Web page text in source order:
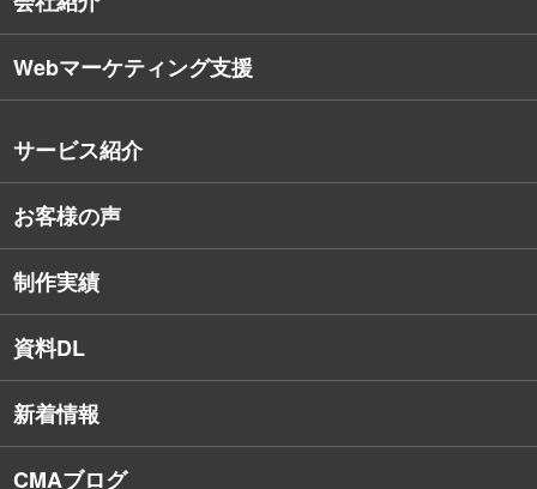
会社概要
デザイナー・エンジニア紹介
社員保有資格
Webマーケティング支援
サービス紹介
戦略的Webサイト制作
インターネット広告
SEO対策
Webアプリケーション開発
お客様の声
制作実績
資料DL
新着情報
CMAブログ